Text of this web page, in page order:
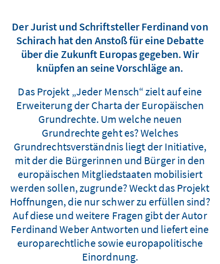
Der Jurist und Schriftsteller Ferdinand von
Schirach hat den Anstoß für eine Debatte
über die Zukunft Europas gegeben. Wir
knüpfen an seine Vorschläge an.
Das Projekt „Jeder Mensch“ zielt auf eine
Erweiterung der Charta der Europäischen
Grundrechte. Um welche neuen
Grundrechte geht es? Welches
Grundrechtsverständnis liegt der Initiative,
mit der die Bürgerinnen und Bürger in den
europäischen Mitgliedstaaten mobilisiert
werden sollen, zugrunde? Weckt das Projekt
Hoffnungen, die nur schwer zu erfüllen sind?
Auf diese und weitere Fragen gibt der Autor
Ferdinand Weber Antworten und liefert eine
europarechtliche sowie europapolitische
Einordnung.